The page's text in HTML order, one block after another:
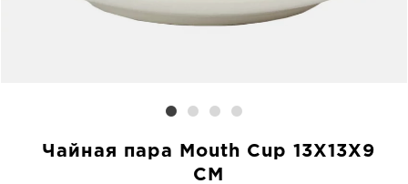
Чайная пара Mouth Cup 13X13X9
CM